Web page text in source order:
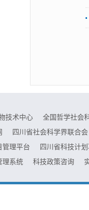
技术中心
全国哲学社会
四川省社会科学界联合会
管理平台
四川省科技计
理系统
科技政策咨询